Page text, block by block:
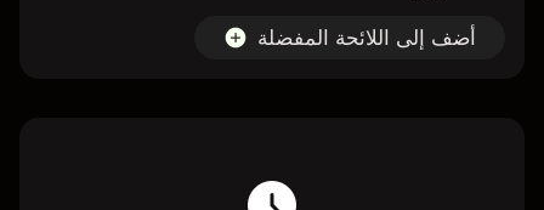
أضف إلى اللائحة المفضلة